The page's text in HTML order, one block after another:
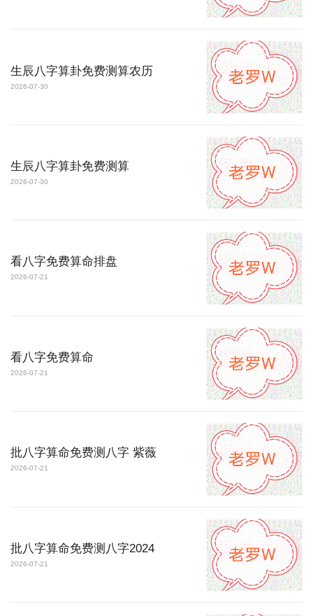
生辰八字算卦免费测算农历
2026-07-30
生辰八字算卦免费测算
2026-07-30
看八字免费算命排盘
2026-07-21
看八字免费算命
2026-07-21
批八字算命免费测八字 紫薇
2026-07-21
批八字算命免费测八字2024
2026-07-21